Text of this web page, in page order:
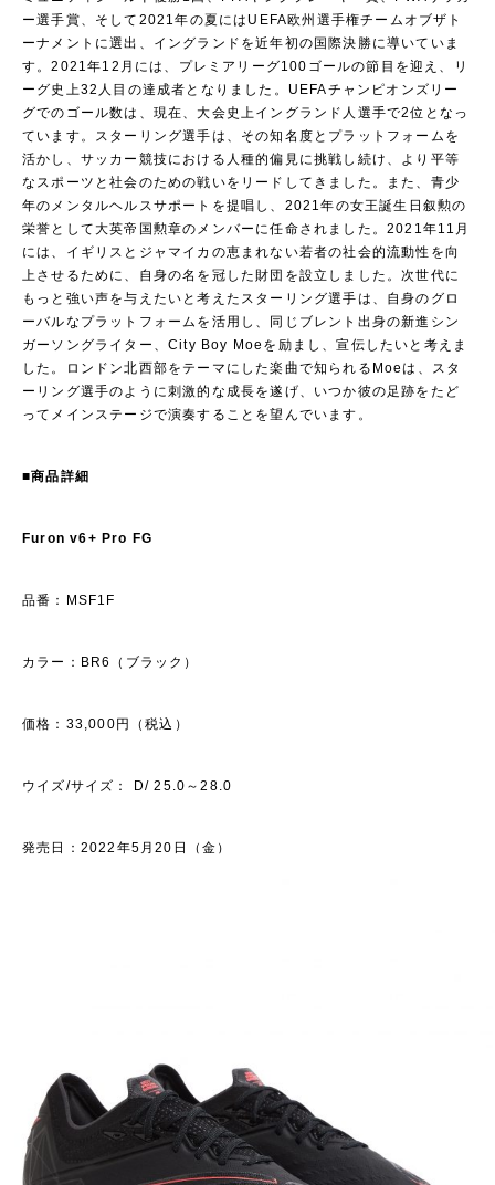
ー選手賞、そして2021年の夏にはUEFA欧州選手権チームオブザト
ーナメントに選出、イングランドを近年初の国際決勝に導いていま
す。2021年12月には、プレミアリーグ100ゴールの節目を迎え、リ
ーグ史上32人目の達成者となりました。UEFAチャンピオンズリー
グでのゴール数は、現在、大会史上イングランド人選手で2位となっ
ています。スターリング選手は、その知名度とプラットフォームを
活かし、サッカー競技における人種的偏見に挑戦し続け、より平等
なスポーツと社会のための戦いをリードしてきました。また、青少
年のメンタルヘルスサポートを提唱し、2021年の女王誕生日叙勲の
栄誉として大英帝国勲章のメンバーに任命されました。2021年11月
には、イギリスとジャマイカの恵まれない若者の社会的流動性を向
上させるために、自身の名を冠した財団を設立しました。次世代に
もっと強い声を与えたいと考えたスターリング選手は、自身のグロ
ーバルなプラットフォームを活用し、同じブレント出身の新進シン
ガーソングライター、City Boy Moeを励まし、宣伝したいと考えま
した。ロンドン北西部をテーマにした楽曲で知られるMoeは、スタ
ーリング選手のように刺激的な成長を遂げ、いつか彼の足跡をたど
ってメインステージで演奏することを望んでいます。
■商品詳細
Furon v6+ Pro FG
品番：MSF1F
カラー：BR6（ブラック）
価格：33,000円（税込）
ウイズ/サイズ： D/ 25.0～28.0
発売日：2022年5月20日（金）